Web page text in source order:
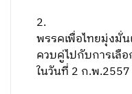
2.
พรรคเพื่อไทยมุ่งมั่
ควบคู่ไปกับการเลื
ในวันที่ 2 ก.พ.2557